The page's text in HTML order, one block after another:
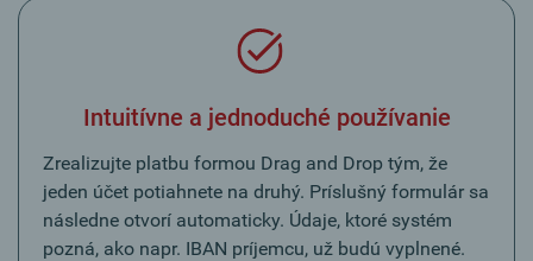
Intuitívne a jednoduché používanie
Zrealizujte platbu formou Drag and Drop tým, že
jeden účet potiahnete na druhý. Príslušný formulár sa
následne otvorí automaticky. Údaje, ktoré systém
pozná, ako napr. IBAN príjemcu, už budú vyplnené.